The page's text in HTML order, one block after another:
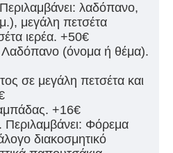
λαδόπανο,
μεγάλη πετσέτα
ιερέα. +50€
(όνομα ή θέμα).
σε μεγάλη πετσέτα και
+16€
Περιλαμβάνει: Φόρεμα
διακοσμητικό